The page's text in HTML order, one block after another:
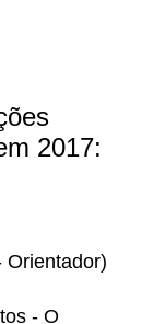
2017:
Orientador)
- O